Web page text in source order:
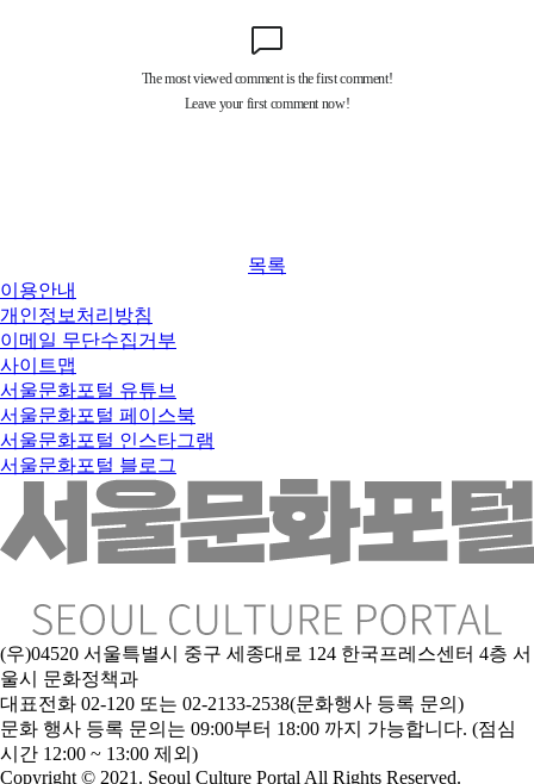
목록
이용안내
개인정보처리방침
이메일 무단수집거부
사이트맵
서울문화포털 유튜브
서울문화포털 페이스북
서울문화포털 인스타그램
서울문화포털 블로그
(우)04520 서울특별시 중구 세종대로 124 한국프레스센터 4층 서
울시 문화정책과
대표전화 02-120 또는 02-2133-2538(문화행사 등록 문의)
문화 행사 등록 문의는 09:00부터 18:00 까지 가능합니다. (점심
시간 12:00 ~ 13:00 제외)
Copyright © 2021. Seoul Culture Portal All Rights Reserved.